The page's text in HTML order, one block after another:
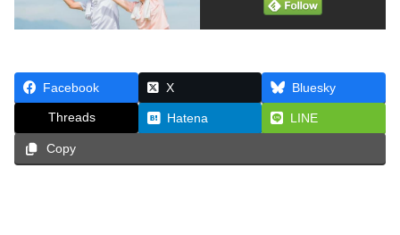
Facebook X Bluesky
Threads Hatena LINE
Copy